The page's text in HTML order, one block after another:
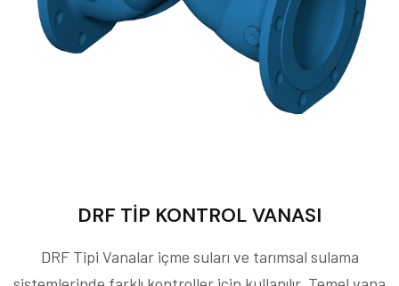
DRF TİP KONTROL VANASI
DRF Tipi Vanalar içme suları ve tarımsal sulama